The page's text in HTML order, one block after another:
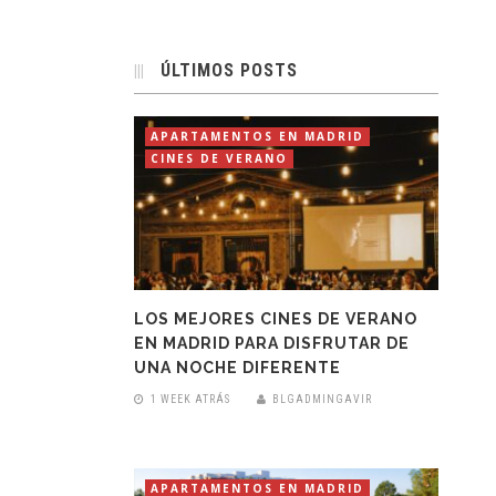
ÚLTIMOS POSTS
APARTAMENTOS EN MADRID
CINES DE VERANO
LOS MEJORES CINES DE VERANO
EN MADRID PARA DISFRUTAR DE
UNA NOCHE DIFERENTE
1 WEEK ATRÁS BLGADMINGAVIR
APARTAMENTOS EN MADRID